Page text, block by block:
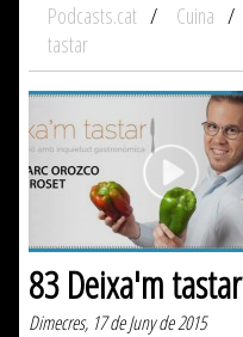
Podcasts.cat Cuina
tastar
83 Deixa'm tastar
Dimecres, 17 de Juny de 2015